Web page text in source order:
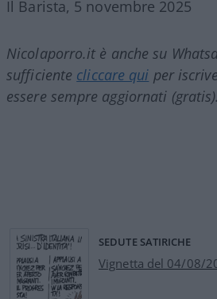
Il Barista, 5 novembre 2025
Nicolaporro.it è anche su
sufficiente cliccare qui per
essere sempre aggiornati (gratis).
SEDUTE SATIRICHE
Vignetta del 04/08/